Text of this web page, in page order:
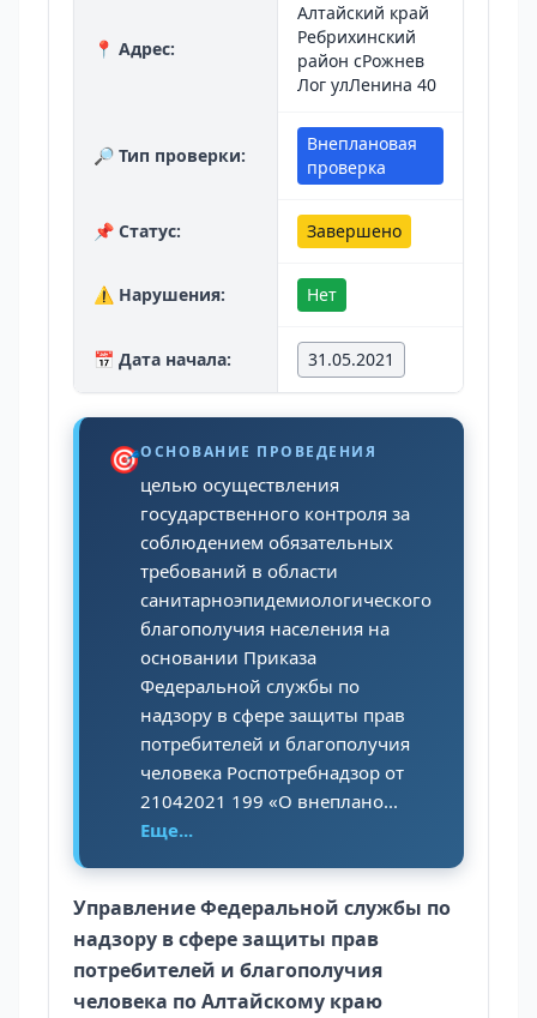
📍 Адрес:
Алтайский край
Ребрихинский
район сРожнев
Лог улЛенина 40
🔎 Тип проверки:
Внеплановая
проверка
📌 Статус: Завершено
⚠️ Нарушения: Нет
📅 Дата начала: 31.05.2021
🎯ОСНОВАНИЕ ПРОВЕДЕНИЯ
целью осуществления
государственного контроля за
соблюдением обязательных
требований в области
санитарноэпидемиологического
благополучия населения на
основании Приказа
Федеральной службы по
надзору в сфере защиты прав
потребителей и благополучия
человека Роспотребнадзор от
21042021 199 «О внеплано...
Еще...
Управление Федеральной службы по
надзору в сфере защиты прав
потребителей и благополучия
человека по Алтайскому краю